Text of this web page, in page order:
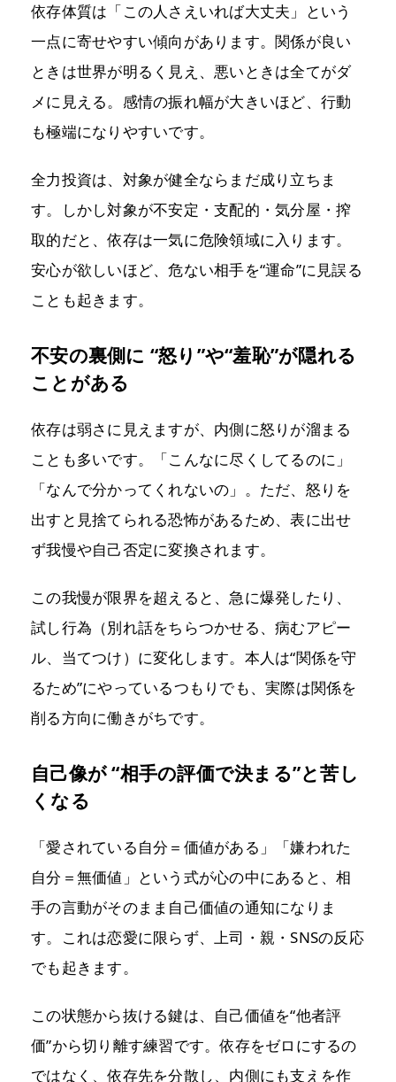
依存体質は「この人さえいれば大丈夫」という
一点に寄せやすい傾向があります。関係が良い
ときは世界が明るく見え、悪いときは全てがダ
メに見える。感情の振れ幅が大きいほど、行動
も極端になりやすいです。
全力投資は、対象が健全ならまだ成り立ちま
す。しかし対象が不安定・支配的・気分屋・搾
取的だと、依存は一気に危険領域に入ります。
安心が欲しいほど、危ない相手を“運命”に見誤る
ことも起きます。
不安の裏側に “怒り”や“羞恥”が隠れる
ことがある
依存は弱さに見えますが、内側に怒りが溜まる
ことも多いです。「こんなに尽くしてるのに」
「なんで分かってくれないの」。ただ、怒りを
出すと見捨てられる恐怖があるため、表に出せ
ず我慢や自己否定に変換されます。
この我慢が限界を超えると、急に爆発したり、
試し行為（別れ話をちらつかせる、病むアピー
ル、当てつけ）に変化します。本人は“関係を守
るため”にやっているつもりでも、実際は関係を
削る方向に働きがちです。
自己像が “相手の評価で決まる”と苦し
くなる
「愛されている自分＝価値がある」「嫌われた
自分＝無価値」という式が心の中にあると、相
手の言動がそのまま自己価値の通知になりま
す。これは恋愛に限らず、上司・親・SNSの反応
でも起きます。
この状態から抜ける鍵は、自己価値を“他者評
価”から切り離す練習です。依存をゼロにするの
ではなく、依存先を分散し、内側にも支えを作